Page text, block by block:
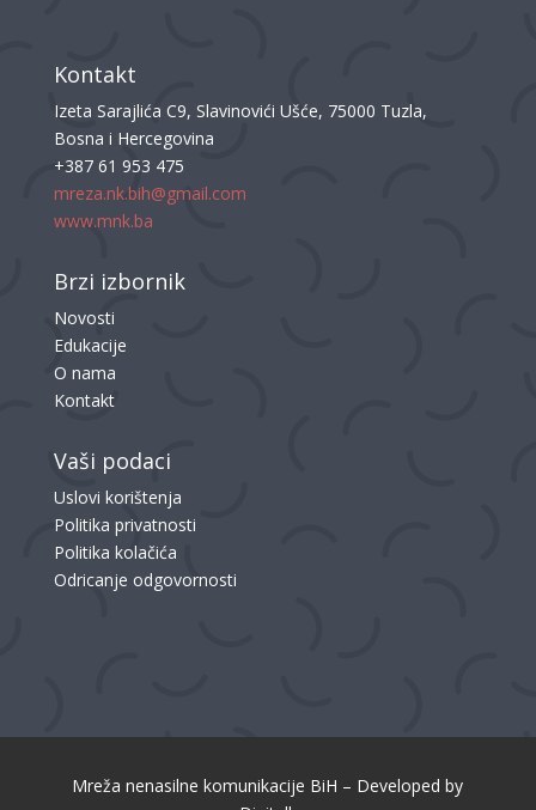
Kontakt
Izeta Sarajlića C9, Slavinovići Ušće, 75000 Tuzla,
Bosna i Hercegovina
+387 61 953 475
mreza.nk.bih@gmail.com
www.mnk.ba
Brzi izbornik
Novosti
Edukacije
O nama
Kontakt
Vaši podaci
Uslovi korištenja
Politika privatnosti
Politika kolačića
Odricanje odgovornosti
Mreža nenasilne komunikacije BiH – Developed by